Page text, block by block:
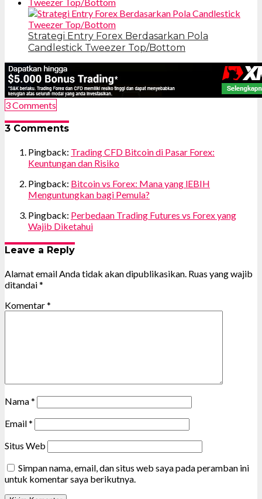
Strategi Entry Forex Berdasarkan Pola
Candlestick Tweezer Top/Bottom
3 Comments
3 Comments
Pingback: Trading CFD Bitcoin di Pasar Forex:
Keuntungan dan Risiko
Pingback: Bitcoin vs Forex: Mana yang lEBIH
Menguntungkan bagi Pemula?
Pingback: Perbedaan Trading Futures vs Forex yang
Wajib Diketahui
Leave a Reply
Alamat email Anda tidak akan dipublikasikan. Ruas yang wajib
ditandai*
Komentar*
Nama*
Email*
Situs Web
Simpan nama, email, dan situs web saya pada peramban ini
untuk komentar saya berikutnya.